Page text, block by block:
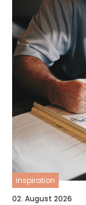
inspiration
02. August 2026